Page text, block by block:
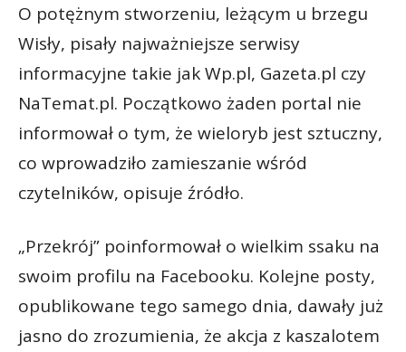
O potężnym stworzeniu, leżącym u brzegu
Wisły, pisały najważniejsze serwisy
informacyjne takie jak Wp.pl, Gazeta.pl czy
NaTemat.pl. Początkowo żaden portal nie
informował o tym, że wieloryb jest sztuczny,
co wprowadziło zamieszanie wśród
czytelników, opisuje źródło.
„Przekrój” poinformował o wielkim ssaku na
swoim profilu na Facebooku. Kolejne posty,
opublikowane tego samego dnia, dawały już
jasno do zrozumienia, że akcja z kaszalotem